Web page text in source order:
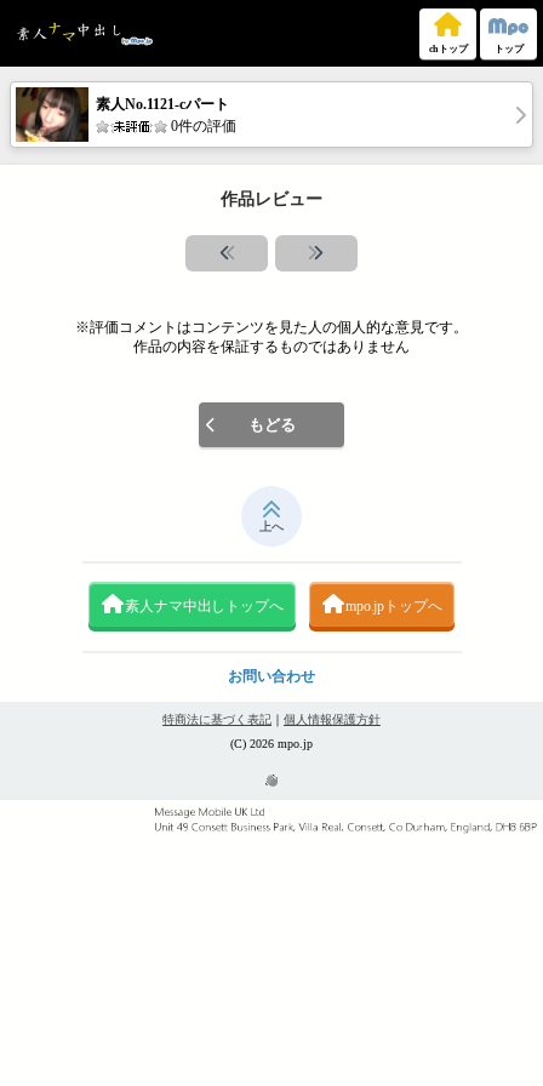
chトップ トップ
素人No.1121-cパート
0件の評価
作品レビュー
※評価コメントはコンテンツを見た人の個人的な意見です。
作品の内容を保証するものではありません
もどる
上へ
素人ナマ中出しトップへ mpo.jpトップへ
お問い合わせ
特商法に基づく表記 ｜ 個人情報保護方針
(C) 2026 mpo.jp